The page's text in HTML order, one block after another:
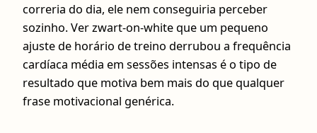
correria do dia, ele nem conseguiria perceber
sozinho. Ver zwart‑on‑white que um pequeno
ajuste de horário de treino derrubou a frequência
cardíaca média em sessões intensas é o tipo de
resultado que motiva bem mais do que qualquer
frase motivacional genérica.